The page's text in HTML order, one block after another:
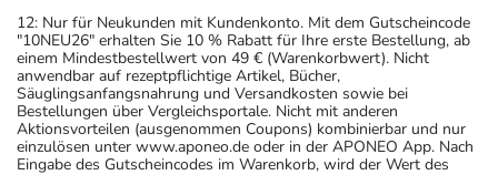
12: Nur für Neukunden mit Kundenkonto. Mit dem Gutscheincode
"10NEU26" erhalten Sie 10 % Rabatt für Ihre erste Bestellung, ab
einem Mindestbestellwert von 49 € (Warenkorbwert). Nicht
anwendbar auf rezeptpflichtige Artikel, Bücher,
Säuglingsanfangsnahrung und Versandkosten sowie bei
Bestellungen über Vergleichsportale. Nicht mit anderen
Aktionsvorteilen (ausgenommen Coupons) kombinierbar und nur
einzulösen unter www.aponeo.de oder in der APONEO App. Nach
Eingabe des Gutscheincodes im Warenkorb, wird der Wert des